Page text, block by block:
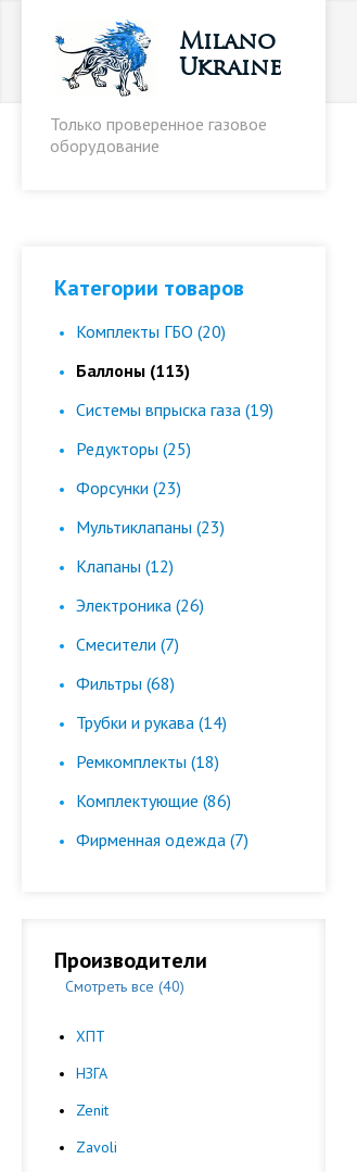
Milano
Ukraine
Только проверенное газовое
оборудование
Категории товаров
Комплекты ГБО (20)
Баллоны (113)
Cистемы впрыска газа (19)
Редукторы (25)
Форсунки (23)
Мультиклапаны (23)
Клапаны (12)
Электроника (26)
Смесители (7)
Фильтры (68)
Трубки и рукава (14)
Ремкомплекты (18)
Комплектующие (86)
Фирменная одежда (7)
Производители
Смотреть все (40)
ХПТ
НЗГА
Zenit
Zavoli